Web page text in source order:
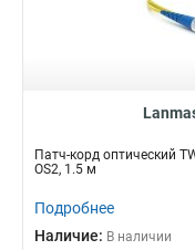
Патч-корд оптический
OS2, 1.5 м
Подробнее
Наличие: В наличии